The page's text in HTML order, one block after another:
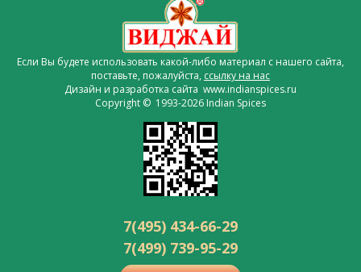
Если Вы будете использовать какой-либо материал с нашего сайта,
поставьте, пожалуйста, ссылку на нас
Дизайн и разработка сайта www.indianspices.ru
Copyright © 1993-2026 Indian Spices
7(495) 434-66-29
7(499) 739-95-29